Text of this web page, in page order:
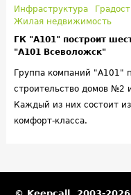
Инфраструктура
Жилая недвижимость
ГК "А101" построит
"А101 Всеволожск"
Группа компаний "А101"
строительство домов
Каждый из них состоит
комфорт-класса.